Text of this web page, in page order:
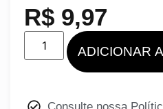
R$ 9,97
ADICIONAR